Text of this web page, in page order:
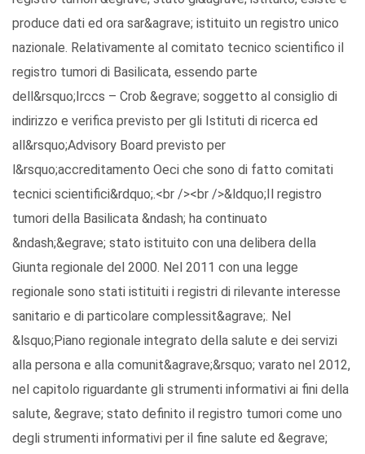
produce dati ed ora sar&agrave; istituito un registro unico
nazionale. Relativamente al comitato tecnico scientifico il
registro tumori di Basilicata, essendo parte
dell&rsquo;Irccs – Crob &egrave; soggetto al consiglio di
indirizzo e verifica previsto per gli Istituti di ricerca ed
all&rsquo;Advisory Board previsto per
l&rsquo;accreditamento Oeci che sono di fatto comitati
tecnici scientifici&rdquo;.<br /><br />&ldquo;Il registro
tumori della Basilicata &ndash; ha continuato
&ndash;&egrave; stato istituito con una delibera della
Giunta regionale del 2000. Nel 2011 con una legge
regionale sono stati istituiti i registri di rilevante interesse
sanitario e di particolare complessit&agrave;. Nel
&lsquo;Piano regionale integrato della salute e dei servizi
alla persona e alla comunit&agrave;&rsquo; varato nel 2012,
nel capitolo riguardante gli strumenti informativi ai fini della
salute, &egrave; stato definito il registro tumori come uno
degli strumenti informativi per il fine salute ed &egrave;